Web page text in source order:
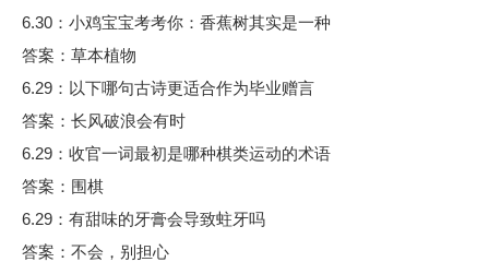
6.30：小鸡宝宝考考你：香蕉树其实是一种
答案：草本植物
6.29：以下哪句古诗更适合作为毕业赠言
答案：长风破浪会有时
6.29：收官一词最初是哪种棋类运动的术语
答案：围棋
6.29：有甜味的牙膏会导致蛀牙吗
答案：不会，别担心